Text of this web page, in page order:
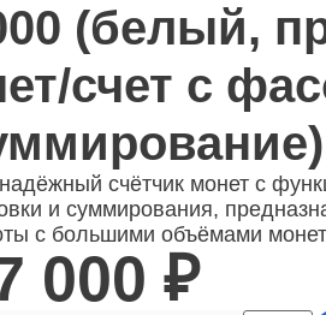
(белый,
счет с
счётчик монет с
и суммирования,
с большими объёмами
000 ₽